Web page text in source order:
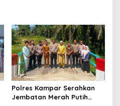
Polres Kampar Serahkan
Jembatan Merah Putih